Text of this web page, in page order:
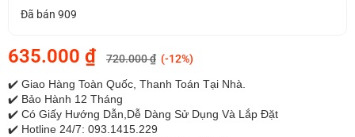
Đã bán 909
635.000 ₫ 720.000₫ (-12%)
✔️ Giao Hàng Toàn Quốc, Thanh Toán Tại Nhà.
✔️ Bảo Hành 12 Tháng
✔️ Có Giấy Hướng Dẫn,Dễ Dàng Sử Dụng Và Lắp Đặt
✔️ Hotline 24/7: 093.1415.229